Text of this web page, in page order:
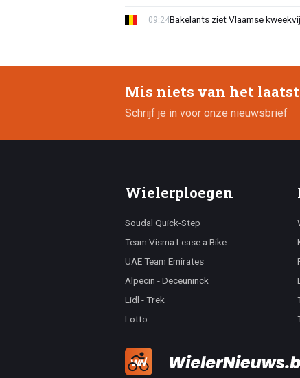
Bakelants ziet Vlaamse
09:24
Mis niets van het
Schrijf je in voor onze nieuwsbrief
Wielerploegen
Soudal Quick-Step
Team Visma Lease a Bike
UAE Team Emirates
Alpecin - Deceuninck
Lidl - Trek
Lotto